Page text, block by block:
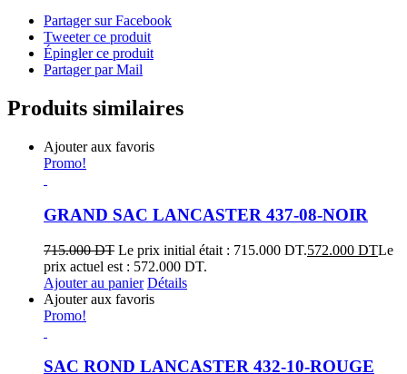
Partager sur Facebook
Tweeter ce produit
Épingler ce produit
Partager par Mail
Produits similaires
Ajouter aux favoris
Promo!
GRAND SAC LANCASTER 437-08-NOIR
715.000DT Le prix initial était : 715.000 DT.572.000 DTLe
prix actuel est : 572.000 DT.
Ajouter au panier Détails
Ajouter aux favoris
Promo!
SAC ROND LANCASTER 432-10-ROUGE